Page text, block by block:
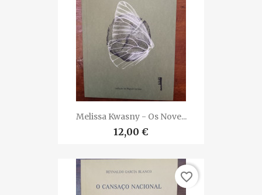
Melissa Kwasny - Os Nove...
12,00 €
favorite_border